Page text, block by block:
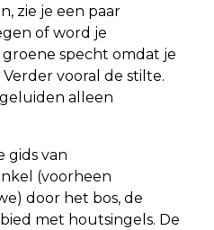
zie je een paar
of word je
specht omdat je
vooral de stilte.
alleen
gids van
(voorheen
door het bos, de
met houtsingels. De